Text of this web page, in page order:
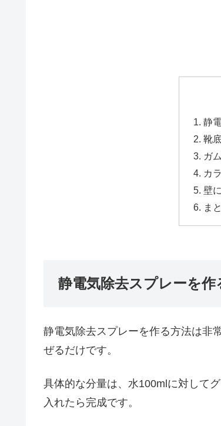
静
靴
ガ
カ
壁
ま
静電気除去スプレーを
静電気除去スプレーを作る方法は非
ぜるだけです。
具体的な分量は、水100mlに対して
入れたら完成です。